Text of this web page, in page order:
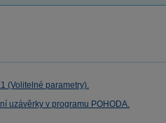
(Volitelné parametry).
uzávěrky v programu POHODA.